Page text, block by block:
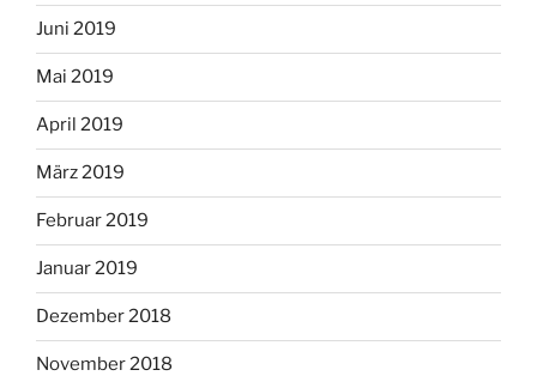
Juni 2019
Mai 2019
April 2019
März 2019
Februar 2019
Januar 2019
Dezember 2018
November 2018